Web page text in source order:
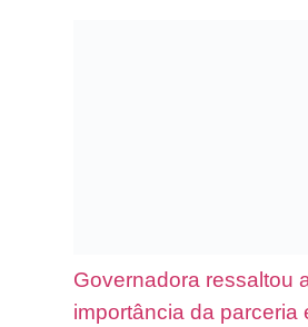
Governadora ressaltou
importância da parceria